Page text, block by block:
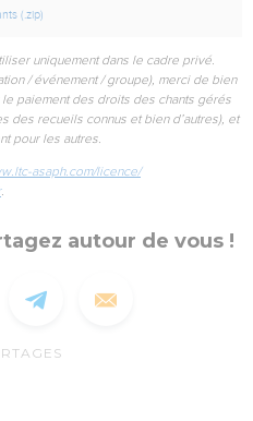
(.zip)
uniquement dans le cadre privé.
/ événement / groupe), merci de bien
paiement des droits des chants gérés
des recueils connus et bien d’autres), et
pour les autres.
asaph.com/licence/
.
autour de vous !